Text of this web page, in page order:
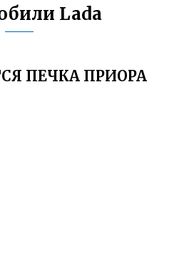
Lada
ПЕЧКА ПРИОРА